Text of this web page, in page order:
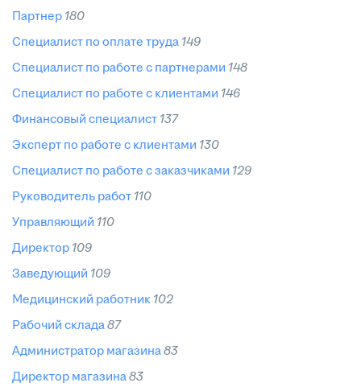
партнер 180
специалист по оплате труда 149
специалист по работе с партнерами 148
специалист по работе с клиентами 146
финансовый специалист 137
эксперт по работе с клиентами 130
специалист по работе с заказчиками 129
руководитель работ 110
управляющий 110
директор 109
заведующий 109
медицинский работник 102
рабочий склада87
администратор магазина83
директор магазина83